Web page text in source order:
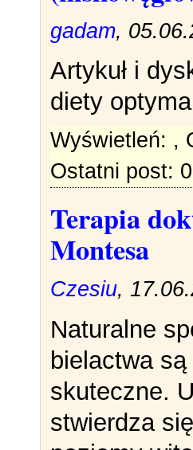
gadam,
Artykuł i
diety
Wyświetleń: ,
Ostatni post:
Terapia
Montesa
Czesiu,
Naturalne
bielactwa
skuteczne.
stwierdza